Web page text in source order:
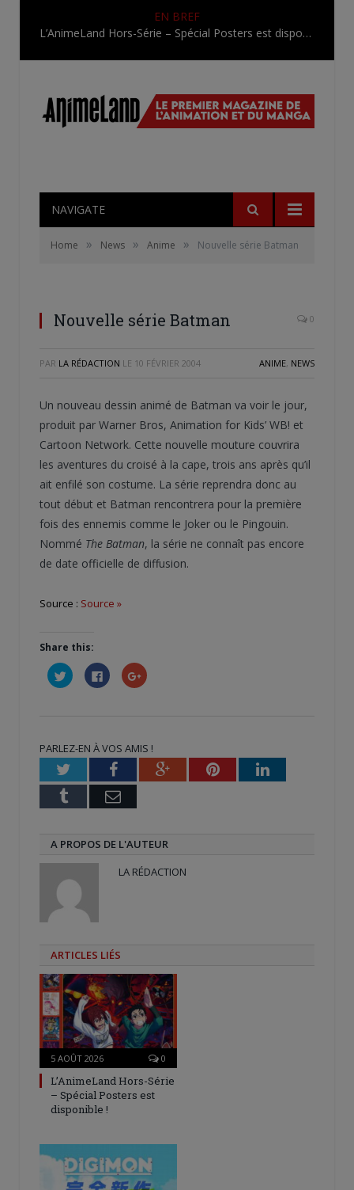
EN BREF
L’AnimeLand Hors-Série – Spécial Posters est disponible !
NAVIGATE
Home » News » Anime » Nouvelle série Batman
Nouvelle série Batman 0
PAR LA RÉDACTION LE 10 FÉVRIER 2004 ANIME, NEWS
Un nouveau dessin animé de Batman va voir le jour,
produit par Warner Bros, Animation for Kids’ WB! et
Cartoon Network. Cette nouvelle mouture couvrira
les aventures du croisé à la cape, trois ans après qu’il
ait enfilé son costume. La série reprendra donc au
tout début et Batman rencontrera pour la première
fois des ennemis comme le Joker ou le Pingouin.
Nommé The Batman, la série ne connaît pas encore
de date officielle de diffusion.
Source : Source »
Share this:
Cliquez
pour
partager
fenêtre)
Cliquez
pour
partager
fenêtre)
Cliquez
pour
nouvelle
fenêtre)
PARLEZ-EN À VOS AMIS !
TwitterFacebookGoogle+PinterestLinkedIn
Tumblr Email
A PROPOS DE L'AUTEUR
LA RÉDACTION
ARTICLES LIÉS
5 AOÛT 2026 0
L’AnimeLand Hors-Série
– Spécial Posters est
disponible !